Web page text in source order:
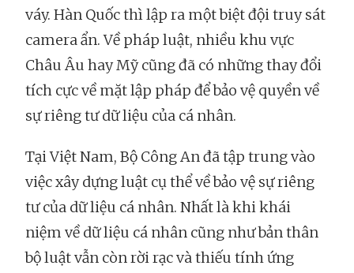
váy. Hàn Quốc thì lập ra một biệt đội truy sát
camera ẩn. Về pháp luật, nhiều khu vực
Châu Âu hay Mỹ cũng đã có những thay đổi
tích cực về mặt lập pháp để bảo vệ quyền về
sự riêng tư dữ liệu của cá nhân.
Tại Việt Nam, Bộ Công An đã tập trung vào
việc xây dựng luật cụ thể về bảo vệ sự riêng
tư của dữ liệu cá nhân. Nhất là khi khái
niệm về dữ liệu cá nhân cũng như bản thân
bộ luật vẫn còn rời rạc và thiếu tính ứng